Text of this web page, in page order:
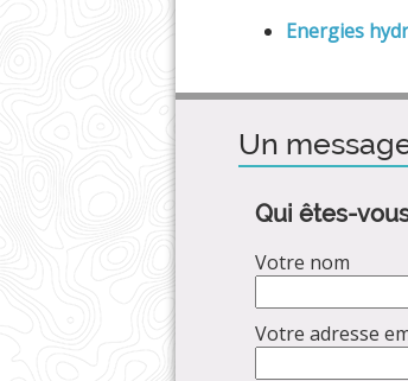
Energies
Un
Qui êtes-
Votre nom
Votre adresse